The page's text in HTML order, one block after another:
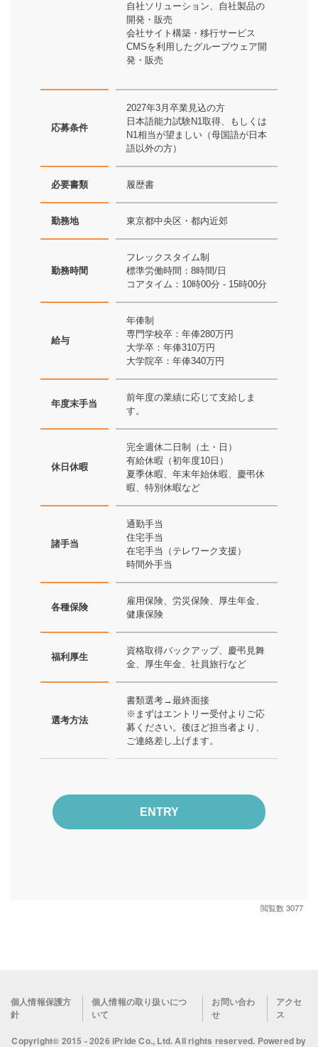
自社ソリューション、自社製品の
開発・販売
会社サイト構築・移行サービス
CMSを利用したグループウェア開
発・販売
応募条件
2027年3月卒業見込の方
日本語能力試験N1取得、もしくは
N1相当が望ましい（母国語が日本
語以外の方）
必要書類 履歴書
勤務地 東京都中央区・都内近郊
勤務時間
フレックスタイム制
標準労働時間：8時間/日
コアタイム：10時00分 - 15時00分
給与
年俸制
専門学校卒：年俸280万円
大学卒：年俸310万円
大学院卒：年俸340万円
年度末手当
前年度の業績に応じて支給しま
す。
休日休暇
完全週休二日制（土・日）
有給休暇（初年度10日）
夏季休暇、年末年始休暇、慶弔休
暇、特別休暇など
諸手当
通勤手当
住宅手当
在宅手当（テレワーク支援）
時間外手当
各種保険
雇用保険、労災保険、厚生年金、
健康保険
福利厚生
資格取得バックアップ、慶弔見舞
金、厚生年金、社員旅行など
選考方法
書類選考→最終面接
※まずはエントリー受付よりご応
募ください。後ほど担当者より、
ご連絡差し上げます。
ENTRY
閲覧数 3077
Footer
menu
個人情報保護方
針
個人情報の取り扱いにつ
いて
お問い合わ
せ
アクセ
ス
Copyright© 2015 - 2026 iPride Co., Ltd. All rights reserved. Powered by